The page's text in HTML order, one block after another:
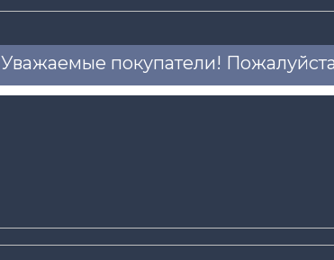
Уважаемые покупатели!